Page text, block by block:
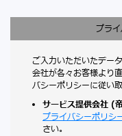
プラ
ご入力いただいたデー
会社が各々お客様より
バシーポリシーに従い
サービス提供会社 (
プライバシーポリシ
さい。